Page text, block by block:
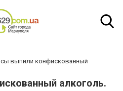
выпили конфискованный
алкоголь.